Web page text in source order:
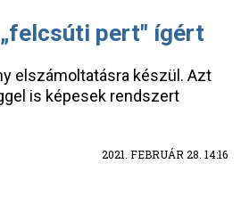
pert" ígért
elszámoltatásra készül. Azt
is képesek rendszert
2021. FEBRUÁR 28. 14:16